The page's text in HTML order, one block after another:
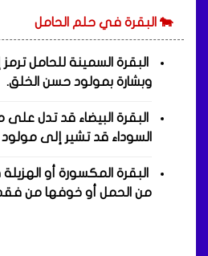
🐄 البقرة في حلم الحامل
البقرة السمينة للحامل
وبشارة بمولود حسن الخلق.
البقرة البيضاء قد تدل على
السوداء قد تشير إلى
البقرة المكسورة أو
من الحمل أو خوفها من